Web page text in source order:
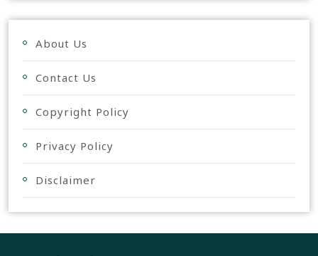
About Us
Contact Us
Copyright Policy
Privacy Policy
Disclaimer